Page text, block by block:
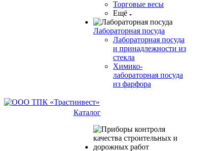
Торговые весы
Ещё
Лабораторная посуда
Лабораторная посуда
и принадлежности из
стекла
Химико-
лабораторная посуда
из фарфора
Каталог